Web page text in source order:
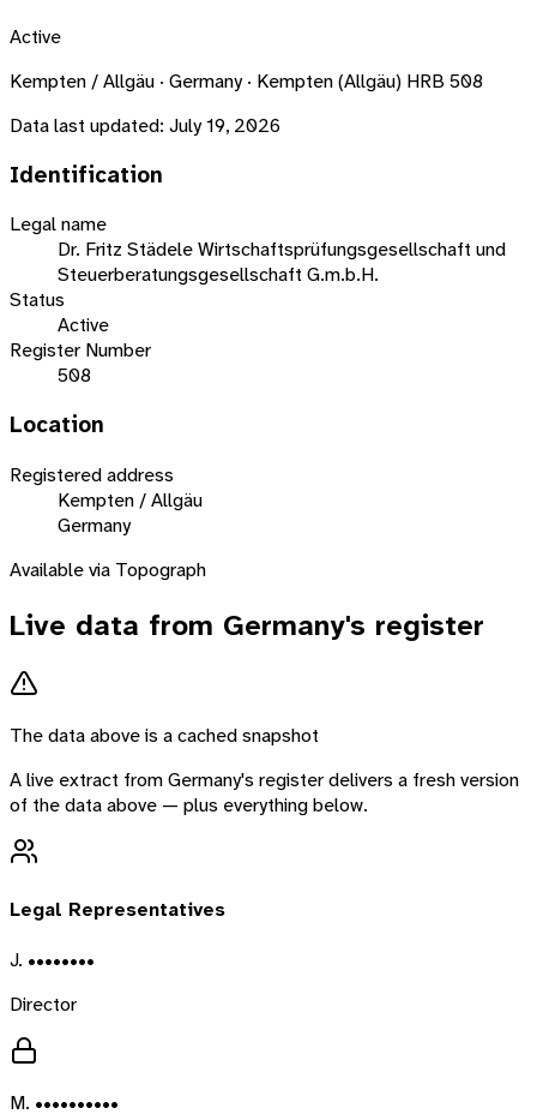
Active
Kempten / Allgäu · Germany · Kempten (Allgäu) HRB 508
Data last updated: July 19, 2026
Identification
Legal name
Dr. Fritz Städele Wirtschaftsprüfungsgesellschaft und
Steuerberatungsgesellschaft G.m.b.H.
Status
Active
Register Number
508
Location
Registered address
Kempten / Allgäu
Germany
Available via Topograph
Live data from Germany's register
The data above is a cached snapshot
A live extract fromGermany's register delivers a fresh version
of the data above — plus everything below.
Legal Representatives
J. ••••••••
Director
M. ••••••••••